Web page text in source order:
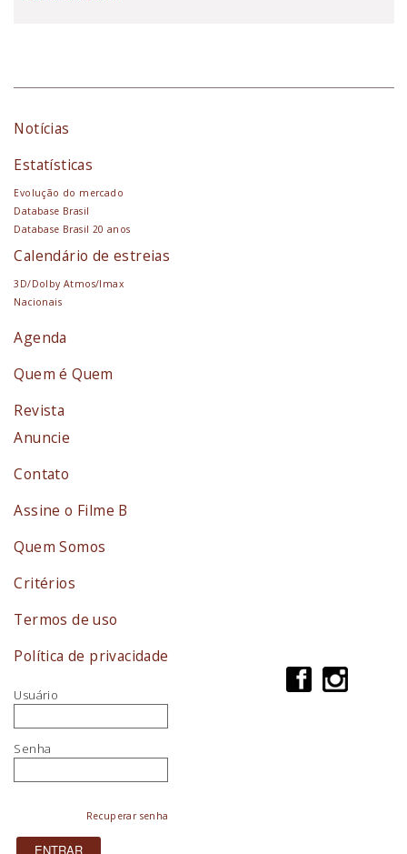
Notícias
Estatísticas
Evolução do mercado
Database Brasil
Database Brasil 20 anos
Calendário de estreias
3D/Dolby Atmos/Imax
Nacionais
Agenda
Quem é Quem
Revista
Anuncie
Contato
Assine o Filme B
Quem Somos
Critérios
Termos de uso
Política de privacidade
Usuário
Senha
Recuperar senha